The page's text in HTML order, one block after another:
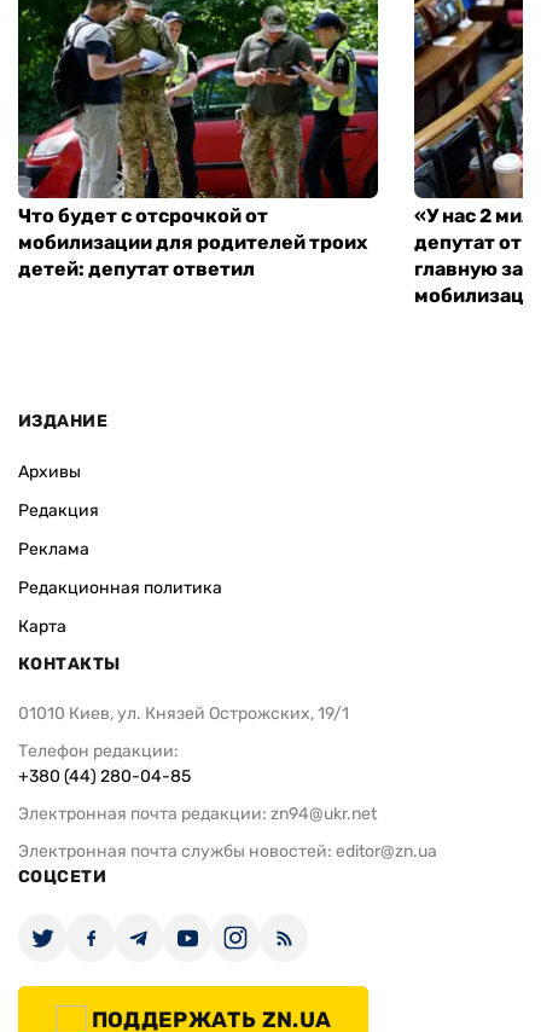
Что будет с отсрочкой от
мобилизации для родителей троих
детей: депутат ответил
«У нас 2
депутат от
главную
ИЗДАНИЕ
Архивы
Редакция
Реклама
Редакционная политика
Карта
КОНТАКТЫ
01010 Киев, ул. Князей Острожских, 19/1
Телефон редакции:
+380 (44) 280-04-85
Электронная почта редакции: zn94@ukr.net
Электронная почта службы новостей: editor@zn.ua
СОЦСЕТИ
ПОДДЕРЖАТЬ ZN.UA